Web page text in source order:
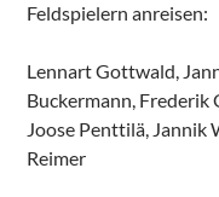
Feldspielern anreisen:
Lennart Gottwald,
Buckermann, Frederik
Joose Penttilä, Jannik
Reimer